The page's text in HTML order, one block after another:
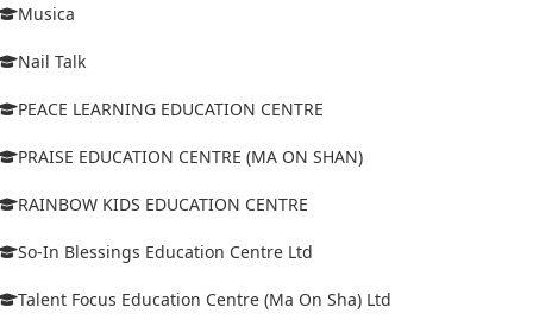
Musica
Nail Talk
PEACE LEARNING EDUCATION CENTRE
PRAISE EDUCATION CENTRE (MA ON SHAN)
RAINBOW KIDS EDUCATION CENTRE
So-In Blessings Education Centre Ltd
Talent Focus Education Centre (Ma On Sha) Ltd